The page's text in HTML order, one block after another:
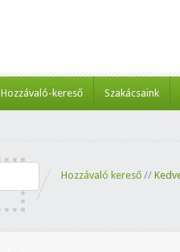
Hozzávaló-kereső Szakácsaink
Hozzávaló kereső //